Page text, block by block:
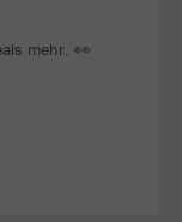
mehr. 👀